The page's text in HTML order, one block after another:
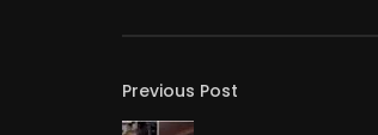
Previous Post